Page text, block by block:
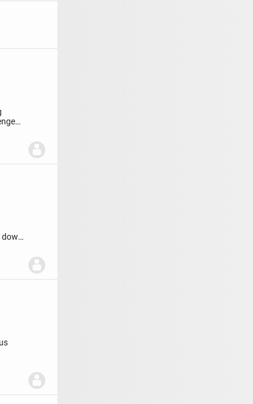
down